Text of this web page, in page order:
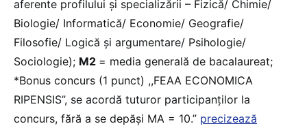
aferente profilului și specializării – Fizică/ Chimie/
Biologie/ Informatică/ Economie/ Geografie/
Filosofie/ Logică și argumentare/ Psihologie/
Sociologie); M2 = media generală de bacalaureat;
*Bonus concurs (1 punct) ,,FEAA ECONOMICA
RIPENSIS”, se acordă tuturor participanților la
concurs, fără a se depăși MA = 10.” precizează